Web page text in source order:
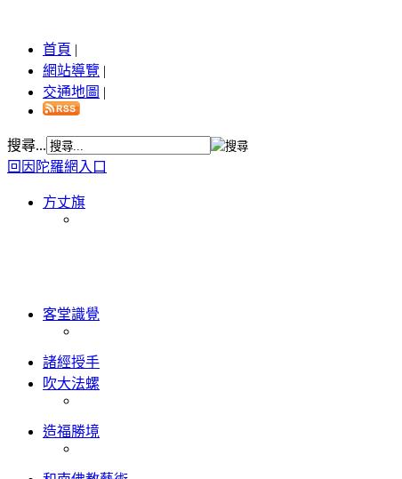
首頁 |
網站導覽 |
交通地圖 |
搜尋...
回因陀羅網入口
方丈旗
客堂識覺
諸經授手
吹大法螺
造福勝境